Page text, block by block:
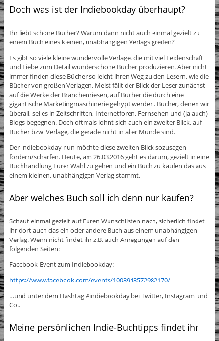
Doch was ist der Indiebookday überhaupt?
Ihr liebt schöne Bücher? Warum dann nicht auch einmal gezielt zu
einem Buch eines kleinen, unabhängigen Verlags greifen?
Es gibt so viele kleine wundervolle Verlage, die mit viel Leidenschaft
und Liebe zum Detail wunderschöne Bücher produzieren. Aber nicht
immer finden diese Bücher so leicht ihren Weg zu den Lesern, wie die
Bücher von großen Verlagen. Meist fällt der Blick der Leser zunächst
auf die Werke der Branchenriesen, auf Bücher die durch eine
gigantische Marketingmaschinerie gehypt werden. Bücher, denen wir
überall, sei es in Zeitschriften, Internetforen, Fernsehen und (ja auch)
Blogs begegnen. Doch oftmals lohnt sich auch ein zweiter Blick, auf
Bücher bzw. Verlage, die gerade nicht in aller Munde sind.
Der Indiebookday nun möchte diese zweiten Blick sozusagen
fördern/schärfen. Heute, am 26.03.2016 geht es darum, gezielt in eine
Buchhandlung Eurer Wahl zu gehen und ein Buch zu kaufen das aus
einem kleinen, unabhängigen Verlag stammt.
Aber welches Buch soll ich denn nur kaufen?
Schaut einmal gezielt auf Euren Wunschlisten nach, sicherlich findet
ihr dort auch das ein oder andere Buch aus einem unabhängigen
Verlag. Wenn nicht findet ihr z.B. auch Anregungen auf den
folgenden Seiten:
Facebook-Event zum Indiebookday:
https://www.facebook.com/events/1003943572982170/
…und unter dem Hashtag #indiebookday bei Twitter, Instagram und
Co..
Meine persönlichen Indie-Buchtipps findet ihr